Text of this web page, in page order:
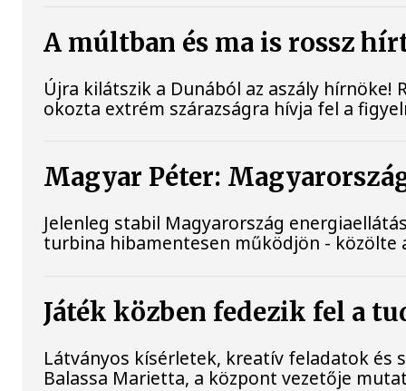
A múltban és ma is rossz
Újra kilátszik a Dunából az aszály
okozta extrém szárazságra hívja fel a
Magyar Péter:
Jelenleg stabil Magyarország
turbina hibamentesen működjön -
Játék közben fedezik fel a
Látványos kísérletek, kreatív feladatok és
Balassa Marietta, a központ vezetője